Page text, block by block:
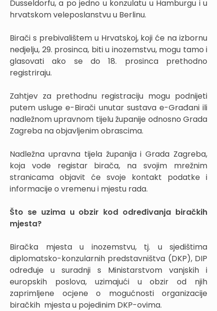
Dusseldorfu, a po jedno u konzulatu u Hamburgu i u
hrvatskom veleposlanstvu u Berlinu.
Birači s prebivalištem u Hrvatskoj, koji će na izbornu
nedjelju, 29. prosinca, biti u inozemstvu, mogu tamo i
glasovati ako se do 18. prosinca prethodno
registriraju.
Zahtjev za prethodnu registraciju mogu podnijeti
putem usluge e-Birači unutar sustava e-Građani ili
nadležnom upravnom tijelu županije odnosno Grada
Zagreba na objavljenim obrascima.
Nadležna upravna tijela županija i Grada Zagreba,
koja vode registar birača, na svojim mrežnim
stranicama objavit će svoje kontakt podatke i
informacije o vremenu i mjestu rada.
Što se uzima u obzir kod određivanja biračkih
mjesta?
Biračka mjesta u inozemstvu, tj. u sjedištima
diplomatsko-konzularnih predstavništva (DKP), DIP
određuje u suradnji s Ministarstvom vanjskih i
europskih poslova, uzimajući u obzir od njih
zaprimljene ocjene o mogućnosti organizacije
biračkih mjesta u pojedinim DKP-ovima.